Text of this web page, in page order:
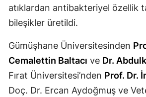
Kayseri
atıklardan antibakteriyel özellik
bileşikler üretildi.
Gümüşhane Üniversitesinden
Cemalettin Baltacı ve Dr.
Fırat Üniversitesi’nden Prof. Dr.
Doç. Dr. Ercan Aydoğmuş ve